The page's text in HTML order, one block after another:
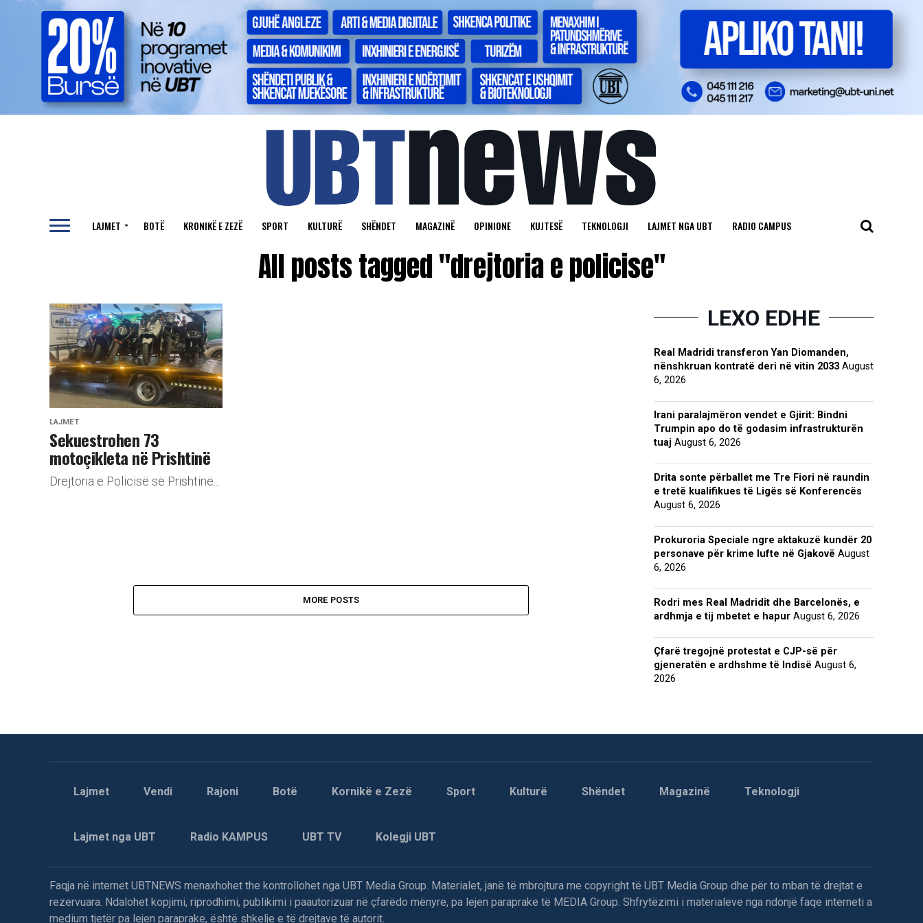
LAJMET BOTË KRONIKË E ZEZË SPORT KULTURË SHËNDET MAGAZINË OPINIONE KUJTESË TEKNOLOGJI LAJMET NGA UBT RADIO CAMPUS
All posts tagged "drejtoria e policise"
LAJMET
Sekuestrohen 73
motoçikleta nё Prishtinë
Drejtoria e Policisë së Prishtinë...
MORE POSTS
LEXO EDHE
Real Madridi transferon Yan Diomanden,
nënshkruan kontratë deri në vitin 2033 August
6, 2026
Irani paralajmëron vendet e Gjirit: Bindni
Trumpin apo do të godasim infrastrukturën
tuaj August 6, 2026
Drita sonte përballet me Tre Fiori në raundin
e tretë kualifikues të Ligës së Konferencës
August 6, 2026
Prokuroria Speciale ngre aktakuzë kundër 20
personave për krime lufte në Gjakovë August
6, 2026
Rodri mes Real Madridit dhe Barcelonës, e
ardhmja e tij mbetet e hapur August 6, 2026
Çfarë tregojnë protestat e CJP-së për
gjeneratën e ardhshme të Indisë August 6,
2026
Lajmet Vendi Rajoni Botë Kornikë e Zezë Sport Kulturë Shëndet Magazinë Teknologji
Lajmet nga UBT Radio KAMPUS UBT TV Kolegji UBT
Faqja në internet UBTNEWS menaxhohet the kontrollohet nga UBT Media Group. Materialet, janë të mbrojtura me copyright të UBT Media Group dhe për to mban të drejtat e
rezervuara. Ndalohet kopjimi, riprodhimi, publikimi i paautorizuar në çfarëdo mënyre, pa lejen paraprake të MEDIA Group. Shfrytëzimi i materialeve nga ndonjë faqe interneti a
medium tjetër pa lejen paraprake, është shkelje e të drejtave të autorit.